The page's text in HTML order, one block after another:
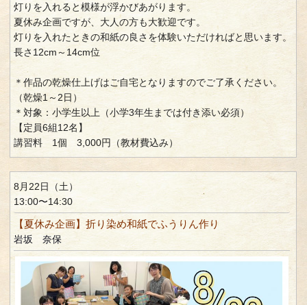
灯りを入れると模様が浮かびあがります。
夏休み企画ですが、大人の方も大歓迎です。
灯りを入れたときの和紙の良さを体験いただければと思います。
長さ12cm～14cm位
＊作品の乾燥仕上げはご自宅となりますのでご了承ください。
（乾燥1～2日）
＊対象：小学生以上（小学3年生までは付き添い必須）
【定員6組12名】
講習料 1個 3,000円（教材費込み）
8月22日（土）
13:00〜14:30
【夏休み企画】折り染め和紙でふうりん作り
岩坂 奈保